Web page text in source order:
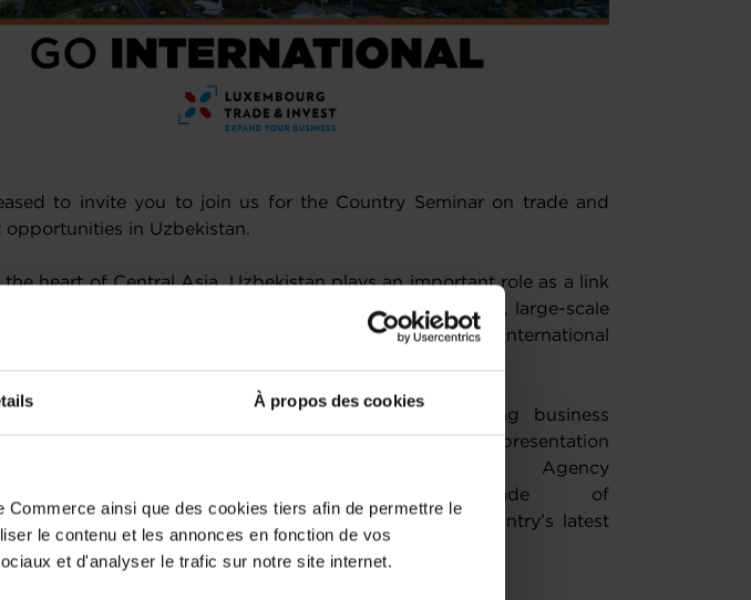
À propos des cookies
ainsi que des cookies tiers afin de permettre le
le contenu et les annonces en fonction de vos
et d'analyser le trafic sur notre site internet.
to invite you to join us for the Country Seminar on trade and
opportunities in Uzbekistan.
heart of Central Asia, Uzbekistan plays an important role as a link
and Asia. The country’s ongoing economic reforms, large-scale
projects, and commitment to strengthening international
will provide an overview of Uzbekistan’s evolving business
investment incentives, and trade potential. A keynote presentation
by the Investment Promotion Agency
Ministry of Investment, Industry, and Trade of
of Uzbekistan, providing firsthand insights on the country’s latest
and strategic priorities.